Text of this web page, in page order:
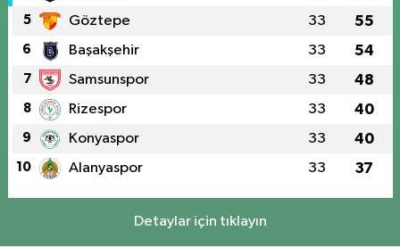
5 Göztepe 33 55
6 Başakşehir 33 54
7 Samsunspor 33 48
8 Rizespor 33 40
9 Konyaspor 33 40
10 Alanyaspor 33 37
Detaylar için tıklayın